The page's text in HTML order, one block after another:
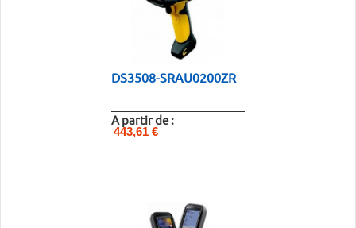
DS3508-SRAU0200ZR
A partir de :
443,61 €